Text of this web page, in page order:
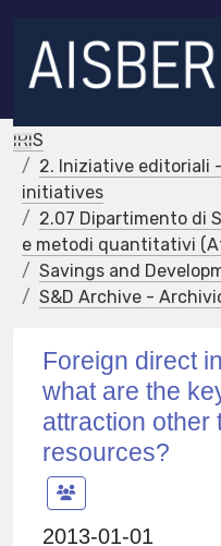
IRIS
2. Iniziative editoriali
initiatives
2.07 Dipartimento di
e metodi quantitativi
Savings and
S&D Archive -
Foreign direct
what are the
attraction other
resources?
2013-01-01